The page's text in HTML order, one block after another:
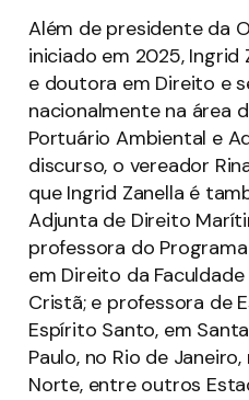
Além de presidente da
iniciado em 2025, Ingrid
e doutora em Direito e
nacionalmente na área
Portuário Ambiental e
discurso, o vereador
que Ingrid Zanella é
Adjunta de Direito
professora do
em Direito da
Cristã; e professora de
Espírito Santo, em
Paulo, no Rio de
Norte, entre outros